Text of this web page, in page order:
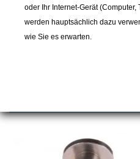
Letzter Artikel auf Lager
5 andere Artikel in
oder Ihr Internet-Gerät
werden hauptsächlich dazu
wie Sie es erwarten.